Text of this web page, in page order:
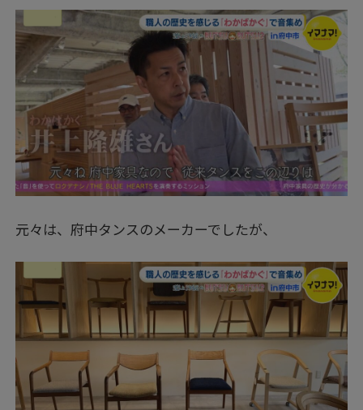
元々は、府中タンスのメーカーでしたが、